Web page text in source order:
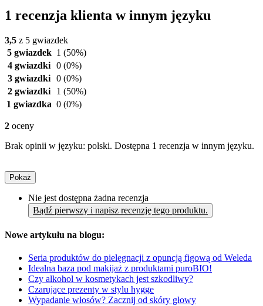
1 recenzja klienta w innym języku
3,5 z 5 gwiazdek
5 gwiazdek 1 (50%)
4 gwiazdki 0 (0%)
3 gwiazdki 0 (0%)
2 gwiazdki
1 (50%)
1 gwiazdka 0 (0%)
2 oceny
Brak opinii w języku: polski. Dostępna 1 recenzja w innym języku.
Pokaż
Nie jest dostępna żadna recenzja
Bądź pierwszy i napisz recenzję tego produktu.
Nowe artykułu na blogu:
Seria produktów do pielęgnacji z opuncją figową od Weleda
Idealna baza pod makijaż z produktami puroBIO!
Czy alkohol w kosmetykach jest szkodliwy?
Czarujące prezenty w stylu hygge
Wypadanie włosów? Zacznij od skóry głowy